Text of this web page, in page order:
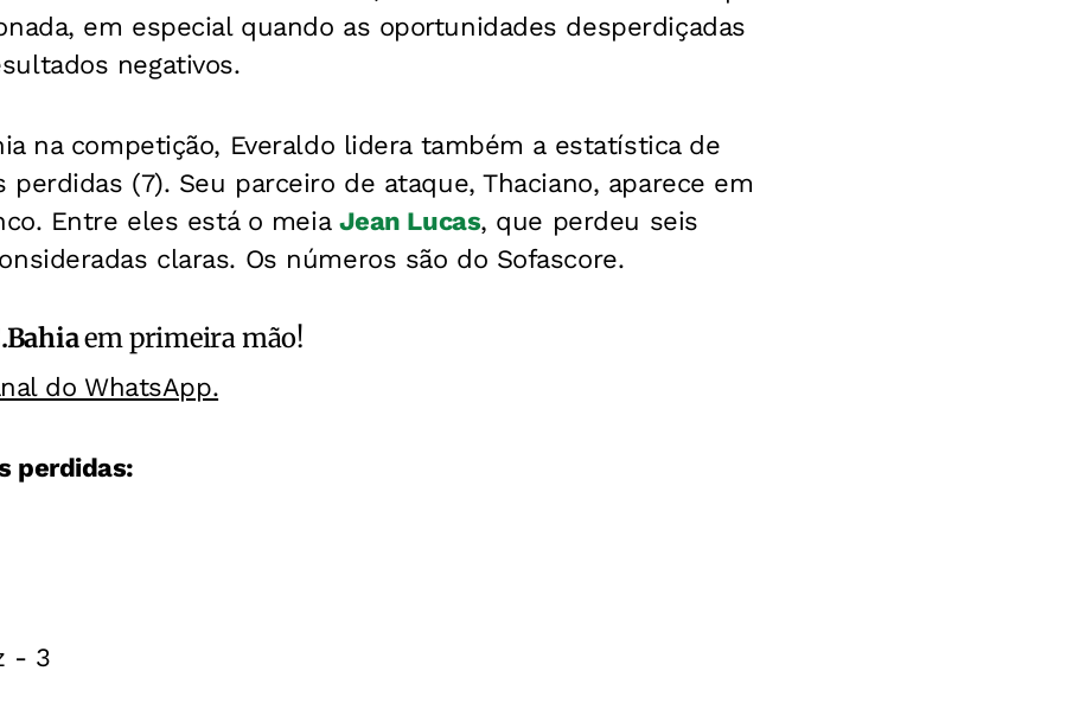
em especial quando as oportunidades desperdiçadas
negativos.
na competição, Everaldo lidera também a estatística de
perdidas (7). Seu parceiro de ataque, Thaciano, aparece em
Entre eles está o meia Jean Lucas, que perdeu seis
claras. Os números são do Sofascore.
em primeira mão!
do WhatsApp.
perdidas:
- 3